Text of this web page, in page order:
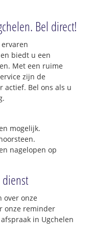
Bel direct!
biedt u een
Met een ruime
zijn de
actief. Bel ons als u
mogelijk.
nagelopen op
over onze
onze reminder
in Ugchelen